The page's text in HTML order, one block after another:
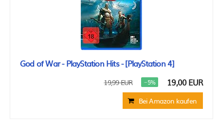
God of War - PlayStation Hits - [PlayStation 4]
19,99 EUR −5% 19,00 EUR
Bei Amazon kaufen